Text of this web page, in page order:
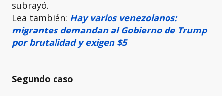
subrayó.
Lea también: Hay varios venezolanos:
migrantes demandan al Gobierno de Trump
por brutalidad y exigen $5
Segundo caso